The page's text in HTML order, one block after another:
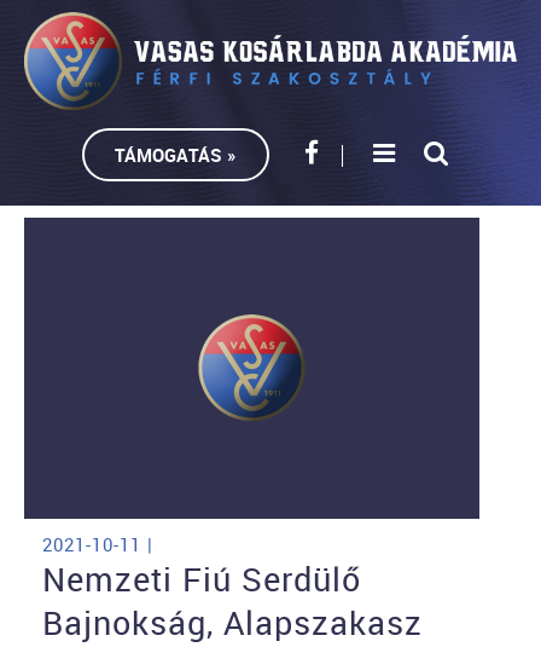
TÁMOGATÁS »
2021-10-11 |
Nemzeti Fiú Serdülő
Bajnokság, Alapszakasz